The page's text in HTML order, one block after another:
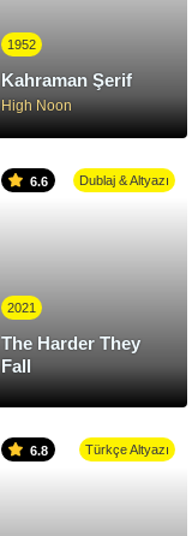
1952
Kahraman Şerif
High Noon
6.6 Dublaj & Altyazı
2021
The Harder They
Fall
6.8 Türkçe Altyazı